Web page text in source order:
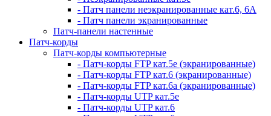
- Патч панели неэкранированные кат.6, 6А
- Патч панели экранированные
Патч-панели настенные
Патч-корды
Патч-корды компьютерные
- Патч-корды FTP кат.5е (экранированные)
- Патч-корды FTP кат.6 (экранированные)
- Патч-корды FTP кат.6а (экранированные)
- Патч-корды UTP кат.5е
- Патч-корды UTP кат.6